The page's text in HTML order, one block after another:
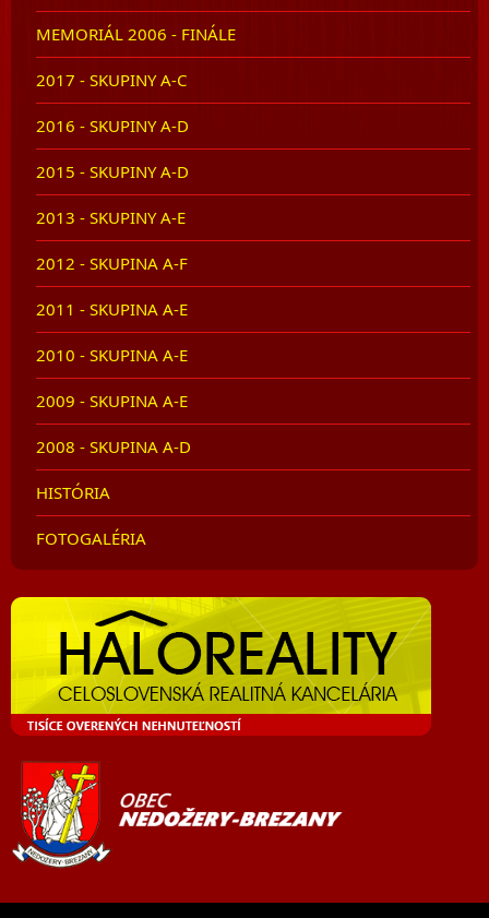
MEMORIÁL 2006 - FINÁLE
2017 - SKUPINY A-C
2016 - SKUPINY A-D
2015 - SKUPINY A-D
2013 - SKUPINY A-E
2012 - SKUPINA A-F
2011 - SKUPINA A-E
2010 - SKUPINA A-E
2009 - SKUPINA A-E
2008 - SKUPINA A-D
HISTÓRIA
FOTOGALÉRIA